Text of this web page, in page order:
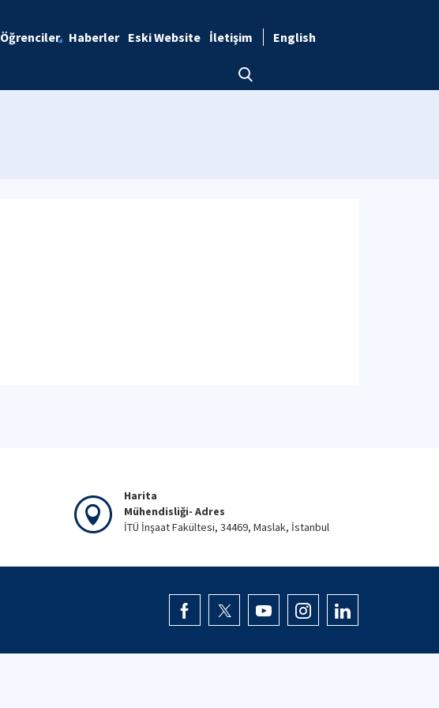
Öğrenciler Haberler Eski Website İletişim English
Harita
Mühendisliği- Adres
İTÜ İnşaat Fakültesi, 34469, Maslak, İstanbul